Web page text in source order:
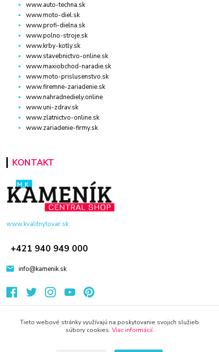
www.auto-techna.sk
www.moto-diel.sk
www.profi-dielna.sk
www.polno-stroje.sk
www.krby-kotly.sk
www.stavebnictvo-online.sk
www.maxiobchod-naradie.sk
www.moto-prislusenstvo.sk
www.firemne-zariadenie.sk
www.nahradnediely.online
www.uni-zdrav.sk
www.zlatnictvo-online.sk
www.zariadenie-firmy.sk
KONTAKT
www.kvalitnytovar.sk
+421 940 949 000
info@kamenik.sk
Tieto webové stránky využívajú na poskytovanie svojich služieb
súbory cookies. Viac informácií.